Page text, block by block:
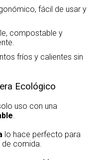
fácil de usar y
compostable y
fríos y calientes sin
Ecológico
uso con una
.
lo hace perfecto para
de comida.